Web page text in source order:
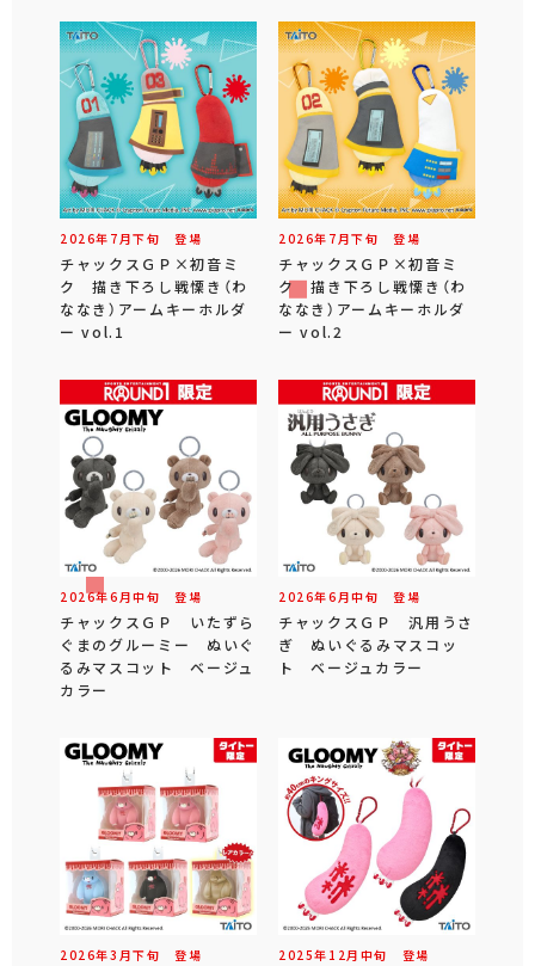
2026年 7 月下旬 登場
チャックスＧＰ×初音ミ
ク 描き下ろし戦慄き（わ
ななき）アームキーホルダ
ー vol.1
2026年 7 月下旬 登場
チャックスＧＰ×初音ミ
ク 描き下ろし戦慄き（わ
ななき）アームキーホルダ
ー vol.2
2026年6 月中旬 登場
チャックスＧＰ いたずら
ぐまのグルーミー ぬいぐ
るみマスコット ベージュ
カラー
2026年6 月中旬 登場
チャックスＧＰ 汎用うさ
ぎ ぬいぐるみマスコッ
ト ベージュカラー
2026年3 月下旬 登場 2025年 12 月 中旬 登場